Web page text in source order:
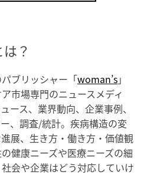
？
ブリッシャー「woman’s」
市場専門のニュースメディ
ース、業界動向、企業事例、
、調査/統計。疾病構造の変
展、生き方・働き方・価値観
健康ニーズや医療ニーズの細
会や企業はどう対応していけ